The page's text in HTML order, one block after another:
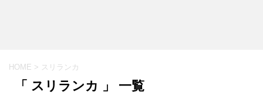
HOME > スリランカ
「 スリランカ 」 一覧